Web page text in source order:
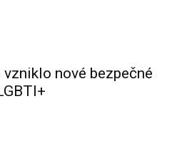
nové bezpečné